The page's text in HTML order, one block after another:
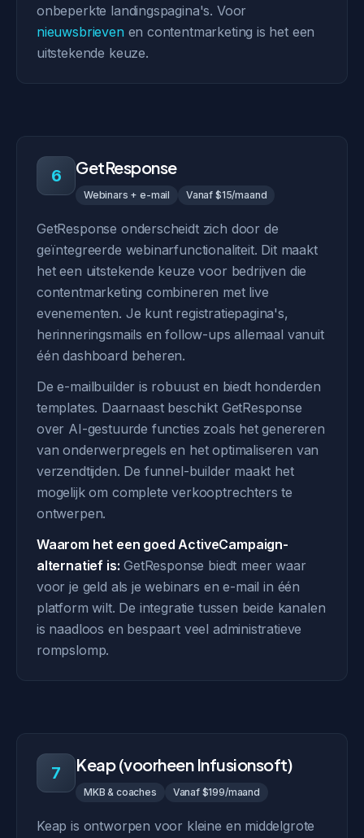
onbeperkte landingspagina's. Voor
nieuwsbrieven en contentmarketing is het een
uitstekende keuze.
6 GetResponse
Webinars + e-mail Vanaf $15/maand
GetResponse onderscheidt zich door de
geïntegreerde webinarfunctionaliteit. Dit maakt
het een uitstekende keuze voor bedrijven die
contentmarketing combineren met live
evenementen. Je kunt registratiepagina's,
herinneringsmails en follow-ups allemaal vanuit
één dashboard beheren.
De e-mailbuilder is robuust en biedt honderden
templates. Daarnaast beschikt GetResponse
over AI-gestuurde functies zoals het genereren
van onderwerpregels en het optimaliseren van
verzendtijden. De funnel-builder maakt het
mogelijk om complete verkooptrechters te
ontwerpen.
Waarom het een goed ActiveCampaign-
alternatief is: GetResponse biedt meer waar
voor je geld als je webinars en e-mail in één
platform wilt. De integratie tussen beide kanalen
is naadloos en bespaart veel administratieve
rompslomp.
7 Keap (voorheen Infusionsoft)
MKB & coaches Vanaf $199/maand
Keap is ontworpen voor kleine en middelgrote